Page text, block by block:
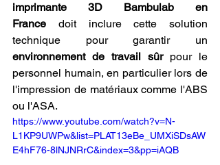
imprimante 3D Bambulab en
France doit inclure cette solution
environnement de travail sûr pour le
personnel humain, en particulier lors de
l'impression de matériaux comme l'ABS
ou l'ASA.
https://www.youtube.com/watch?v=N-
L1KP9UWPw&list=PLAT13eBe_UMXiSDsAW
E4hF76-8lNJNRrC&index=3&pp=iAQB